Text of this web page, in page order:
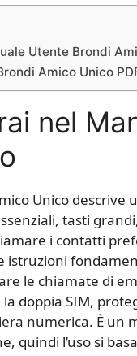
Utente Brondi
Amico Unico
nel
Unico
tasti
i contatti
istruzioni
le chiamate di
doppia SIM,
numerica. È
quindi l’uso si